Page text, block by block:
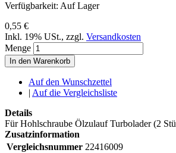
Verfügbarkeit: Auf Lager
0,55 €
Inkl. 19% USt., zzgl. Versandkosten
Menge
In den Warenkorb
Auf den Wunschzettel
| Auf die Vergleichsliste
Details
Für Hohlschraube Ölzulauf Turbolader (2
Zusatzinformation
Vergleichsnummer 22416009